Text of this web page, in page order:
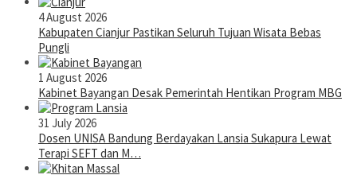
4 August 2026
Kabupaten Cianjur Pastikan Seluruh Tujuan Wisata Bebas
Pungli
1 August 2026
Kabinet Bayangan Desak Pemerintah Hentikan Program MBG
31 July 2026
Dosen UNISA Bandung Berdayakan Lansia Sukapura Lewat
Terapi SEFT dan M…